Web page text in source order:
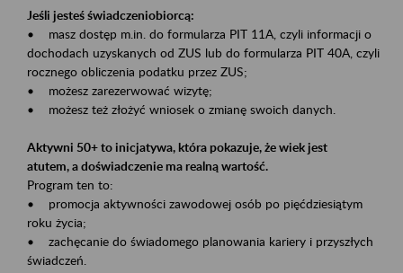
Jeśli jesteś świadczeniobiorcą:
• masz dostęp m.in. do formularza PIT 11A, czyli informacji o
dochodach uzyskanych od ZUS lub do formularza PIT 40A, czyli
rocznego obliczenia podatku przez ZUS;
• możesz zarezerwować wizytę;
• możesz też złożyć wniosek o zmianę swoich danych.
Aktywni 50+ to inicjatywa, która pokazuje, że wiek jest
atutem, a doświadczenie ma realną wartość.
Program ten to:
• promocja aktywności zawodowej osób po pięćdziesiątym
roku życia;
• zachęcanie do świadomego planowania kariery i przyszłych
świadczeń.